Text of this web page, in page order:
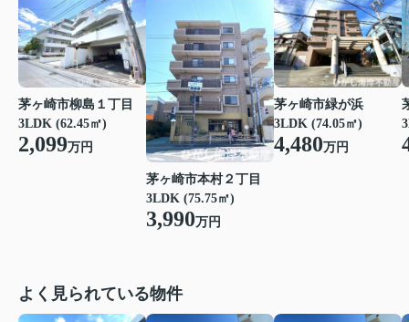
茅ヶ崎市柳島１丁目
3LDK (62.45㎡)
2,099万円
茅ヶ崎市本村２丁目
3LDK (75.75㎡)
3,990万円
茅ヶ崎市緑が浜
3LDK (74.05㎡)
4,480万円
よく見られている物件